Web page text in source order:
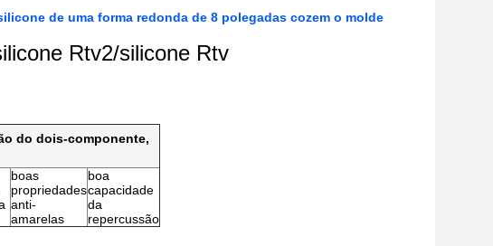
de uma forma redonda de 8 polegadas cozem o molde
Rtv2/silicone Rtv
do dois-componente,
boas
propriedades
anti-
amarelas
boa
capacidade
da
repercussão